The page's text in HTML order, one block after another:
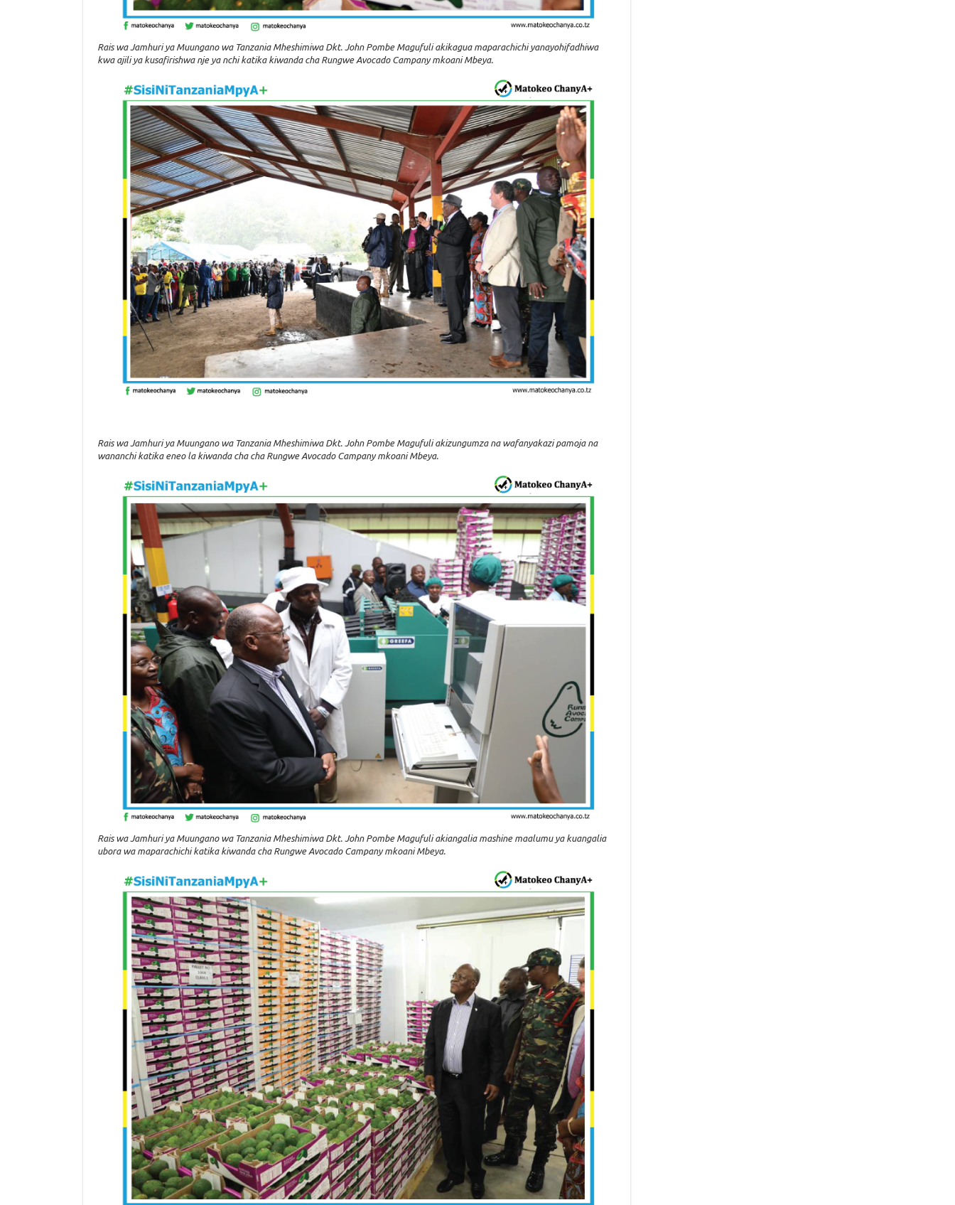
Rais wa Jamhuri ya Muungano wa Tanzania Mheshimiwa Dkt. John Pombe Magufuli akikagua maparachichi yanayohifadhiwa
kwa ajili ya kusafirishwa nje ya nchi katika kiwanda cha Rungwe Avocado Campany mkoani Mbeya.
Rais wa Jamhuri ya Muungano wa Tanzania Mheshimiwa Dkt. John Pombe Magufuli akizungumza na wafanyakazi pamoja na
wananchi katika eneo la kiwanda cha cha Rungwe Avocado Campany mkoani Mbeya.
Rais wa Jamhuri ya Muungano wa Tanzania Mheshimiwa Dkt. John Pombe Magufuli akiangalia mashine maalumu ya kuangalia
ubora wa maparachichi katika kiwanda cha Rungwe Avocado Campany mkoani Mbeya.